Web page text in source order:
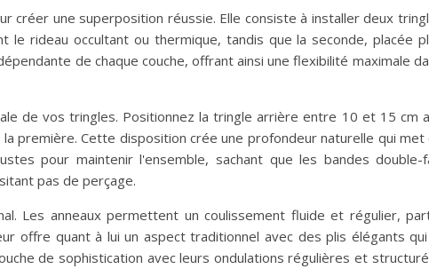
créer une superposition réussie. Elle consiste à installer deux
rideau occultant ou thermique, tandis que la seconde, placée
de chaque couche, offrant ainsi une flexibilité maximale
de vos tringles. Positionnez la tringle arrière entre 10 et 15 cm
première. Cette disposition crée une profondeur naturelle qui met
pour maintenir l'ensemble, sachant que les bandes double-
pas de perçage.
Les anneaux permettent un coulissement fluide et régulier,
offre quant à lui un aspect traditionnel avec des plis élégants
de sophistication avec leurs ondulations régulières et